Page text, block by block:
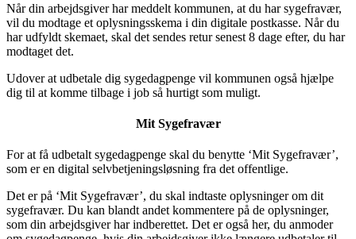
Når din arbejdsgiver har meddelt kommunen, at du har sygefravær,
vil du modtage et oplysningsskema i din digitale postkasse. Når du
har udfyldt skemaet, skal det sendes retur senest 8 dage efter, du har
modtaget det.
Udover at udbetale dig sygedagpenge vil kommunen også hjælpe
dig til at komme tilbage i job så hurtigt som muligt.
Mit Sygefravær
For at få udbetalt sygedagpenge skal du benytte ‘Mit Sygefravær’,
som er en digital selvbetjeningsløsning fra det offentlige.
Det er på ‘Mit Sygefravær’, du skal indtaste oplysninger om dit
sygefravær. Du kan blandt andet kommentere på de oplysninger,
som din arbejdsgiver har indberettet. Det er også her, du anmoder